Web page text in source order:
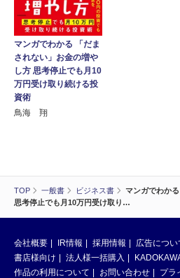
TOP 一般書 ビジネス書
マンガでわか
思考停止でも月10万円受け取り…
マンガでわかる 「だま
されない」お金の増や
し方 思考停止でも月10
万円受け取り続ける投
資術
鳥海 翔
会社概要 IR情報 採用情報 広告につい
書店様向け
法人様一括購入
作品の利用について
お問い合わせ
プラ